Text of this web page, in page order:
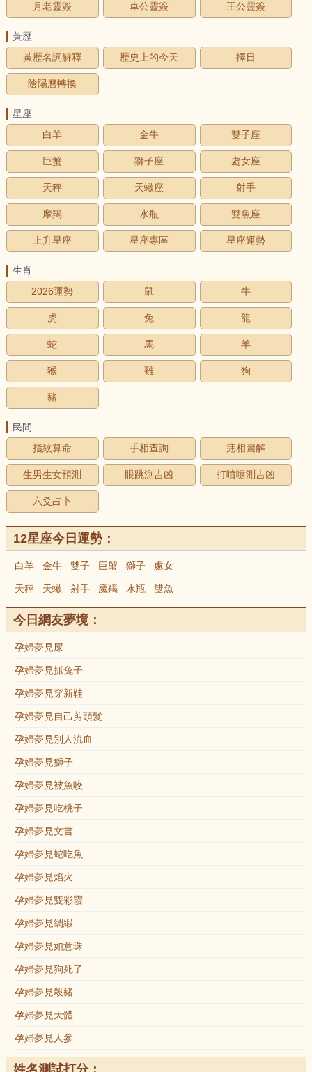
月老靈簽 車公靈簽 王公靈簽
黃歷
黃歷名詞解釋
歷史上的今天 擇日
陰陽曆轉換
星座
白羊
金牛 雙子座
巨蟹 獅子座 處女座
天秤 天蠍座 射手
摩羯 水瓶 雙魚座
上升星座 星座專區 星座運勢
生肖
2026運勢
鼠 牛
虎 兔 龍
蛇 馬 羊
猴 雞 狗
豬
民間
指紋算命
手相查詢 痣相圖解
生男生女預測 眼跳測吉凶 打噴嚏測吉凶
六爻占卜
12星座今日運勢：
白羊 金牛 雙子 巨蟹 獅子 處女
天秤 天蠍 射手 魔羯 水瓶 雙魚
今日網友夢境：
孕婦夢見屎
孕婦夢見抓兔子
孕婦夢見穿新鞋
孕婦夢見自己剪頭髮
孕婦夢見別人流血
孕婦夢見獅子
孕婦夢見被魚咬
孕婦夢見吃桃子
孕婦夢見文書
孕婦夢見蛇吃魚
孕婦夢見焰火
孕婦夢見雙彩霞
孕婦夢見綢緞
孕婦夢見如意珠
孕婦夢見狗死了
孕婦夢見殺豬
孕婦夢見天體
孕婦夢見人參
姓名測試打分：